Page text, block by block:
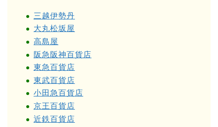
三越伊勢丹
大丸松坂屋
高島屋
阪急阪神百貨店
東急百貨店
東武百貨店
小田急百貨店
京王百貨店
近鉄百貨店